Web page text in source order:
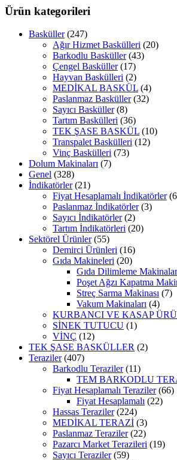
Ürün kategorileri
Basküller (247)
Ağır Hizmet Baskülleri (20)
Barkodlu Basküller (43)
Çengel Basküller (17)
Hayvan Baskülleri (2)
MEDİKAL BASKÜL (4)
Paslanmaz Basküller (32)
Sayıcı Basküller (8)
Tartım Baskülleri (36)
TEK ŞASE BASKÜL (10)
Transpalet Baskülleri (12)
Vinç Baskülleri (73)
Dolum Makinaları (7)
Genel (328)
İndikatörler (21)
Fiyat Hesaplamalı İndikatörler
Paslanmaz İndikatörler (3)
Sayıcı İndikatörler (2)
Tartım İndikatörleri (20)
Sektörel Ürünler (55)
Demirci Ürünleri (16)
Gıda Makineleri (20)
Gıda Dilimleme
Poşet Ağzı Kapatma
Streç Sarma Makinası (7)
Vakum Makinaları (4)
KURBANCI VE KASAP
SİNEK TUTUCU (1)
VİNÇ (12)
TEK ŞASE BASKÜLLER (2)
Teraziler (407)
Barkodlu Teraziler (11)
TEM BARKODLU
Fiyat Hesaplamalı Teraziler (66)
Fiyat Hesaplamalı (22)
Hassas Teraziler (224)
MEDİKAL TERAZİ (3)
Paslanmaz Teraziler (22)
Pazarcı Market Terazileri (19)
Sayıcı Teraziler (59)